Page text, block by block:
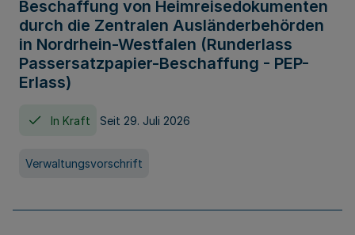
Beschaffung von Heimreisedokumenten
durch die Zentralen Ausländerbehörden
in Nordrhein-Westfalen (Runderlass
Passersatzpapier-Beschaffung - PEP-
Erlass)
In Kraft Seit 29. Juli 2026
Verwaltungsvorschrift